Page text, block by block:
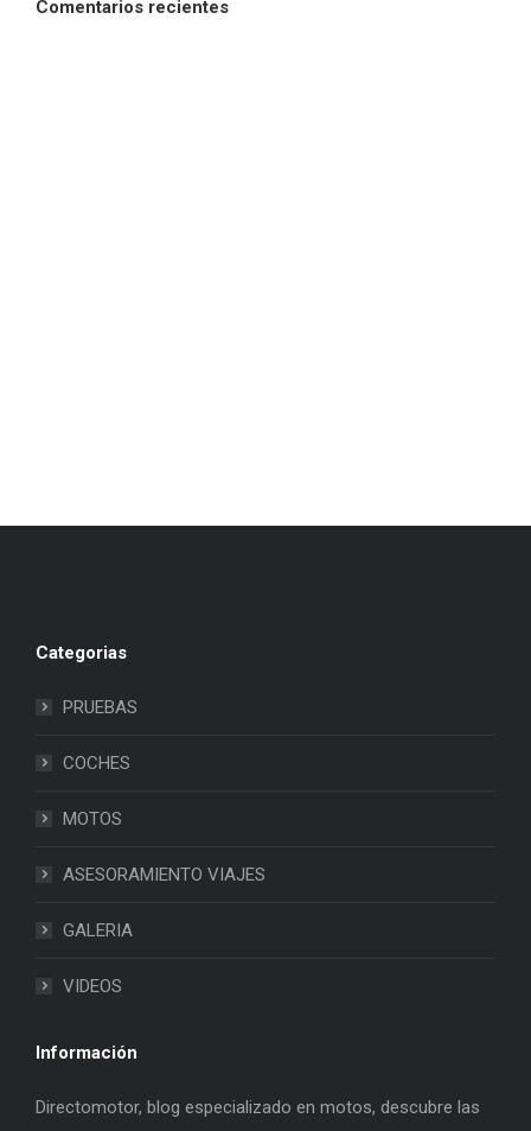
Comentarios recientes
Categorias
PRUEBAS
COCHES
MOTOS
ASESORAMIENTO VIAJES
GALERIA
VIDEOS
Información
Directomotor, blog especializado en motos, descubre las